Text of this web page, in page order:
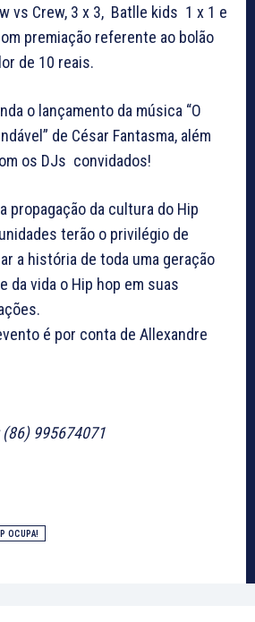
vs Crew, 3 x 3, Batlle kids 1 x 1 e
premiação referente ao bolão
de 10 reais.
o lançamento da música “O
de César Fantasma, além
os DJs convidados!
propagação da cultura do Hip
terão o privilégio de
a história de toda uma geração
da vida o Hip hop em suas
é por conta de Allexandre
995674071
OCUPA!